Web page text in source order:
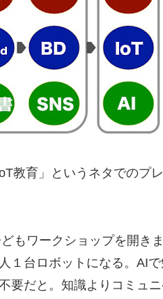
教育」というネタでのプ
もワークショップを開き
１台ロボットになる。AI
要だと。知識よりコミュ